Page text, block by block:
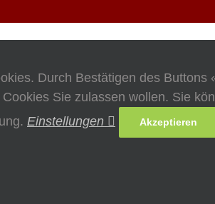
Durch Bestätigen des Buttons
Sie zulassen wollen. Sie
Einstellungen Akzeptieren